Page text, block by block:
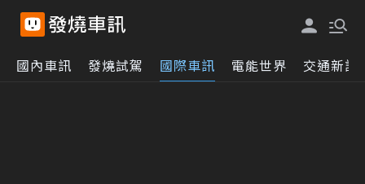
國內車訊 發燒試駕 國際車訊 電能世界 交通新訊